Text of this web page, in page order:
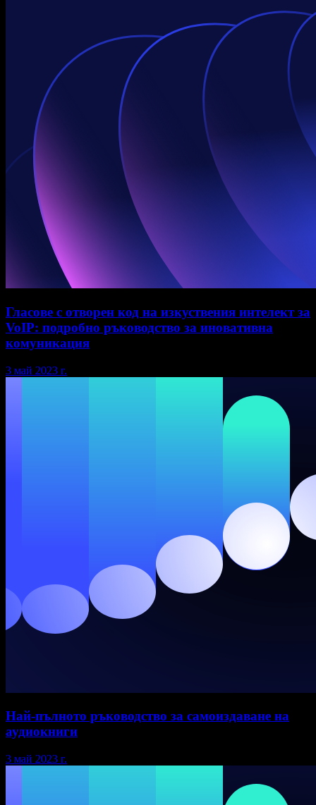
Гласове с отворен код на изкуствения интелект за
VoIP: подробно ръководство за иновативна
комуникация
3 май 2023 г.
Най-пълното ръководство за самоиздаване на
аудиокниги
3 май 2023 г.